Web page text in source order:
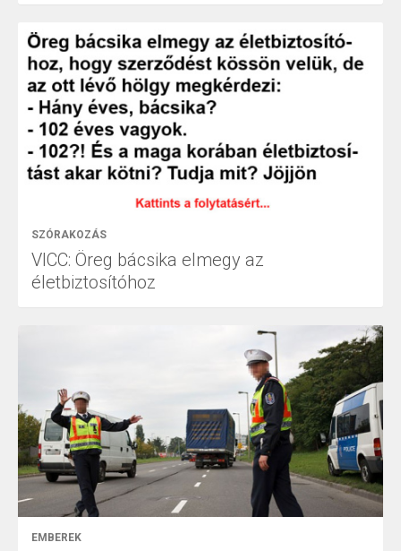
SZÓRAKOZÁS
VICC: Öreg bácsika elmegy az
életbiztosítóhoz
EMBEREK